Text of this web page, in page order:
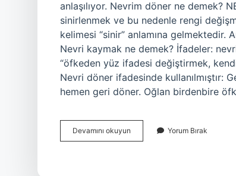
anlaşılıyor. Nevrim döner ne demek?
sinirlenmek ve bu nedenle rengi
kelimesi “sinir” anlamına gelmektedir.
Nevri kaymak ne demek? İfadeler:
“öfkeden yüz ifadesi değiştirmek,
Nevri döner ifadesinde kullanılmıştır:
hemen geri döner. Oğlan birdenbire
Devamını okuyun
Döndürmek
Yorum Bırak